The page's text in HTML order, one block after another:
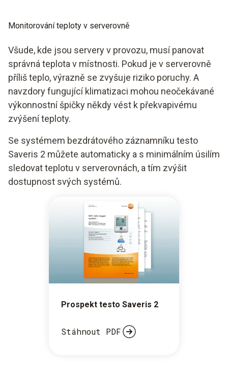
Monitorování teploty v serverovně
Všude, kde jsou servery v provozu, musí panovat
správná teplota v místnosti. Pokud je v serverovně
příliš teplo, výrazně se zvyšuje riziko poruchy. A
navzdory fungující klimatizaci mohou neočekávané
výkonnostní špičky někdy vést k překvapivému
zvýšení teploty.
Se systémem bezdrátového záznamníku testo
Saveris 2 můžete automaticky a s minimálním úsilím
sledovat teplotu v serverovnách, a tím zvýšit
dostupnost svých systémů.
Prospekt testo Saveris 2
Stáhnout PDF